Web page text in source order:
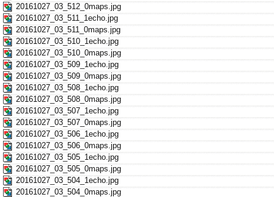
20161027_03_512_0maps.jpg
20161027_03_511_1echo.jpg
20161027_03_511_0maps.jpg
20161027_03_510_1echo.jpg
20161027_03_510_0maps.jpg
20161027_03_509_1echo.jpg
20161027_03_509_0maps.jpg
20161027_03_508_1echo.jpg
20161027_03_508_0maps.jpg
20161027_03_507_1echo.jpg
20161027_03_507_0maps.jpg
20161027_03_506_1echo.jpg
20161027_03_506_0maps.jpg
20161027_03_505_1echo.jpg
20161027_03_505_0maps.jpg
20161027_03_504_1echo.jpg
20161027_03_504_0maps.jpg